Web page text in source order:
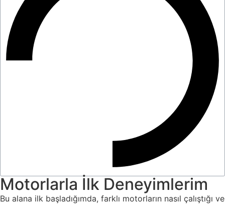
Motorlarla İlk Deneyimlerim
Bu alana ilk başladığımda, farklı motorların nasıl çalıştığı ve